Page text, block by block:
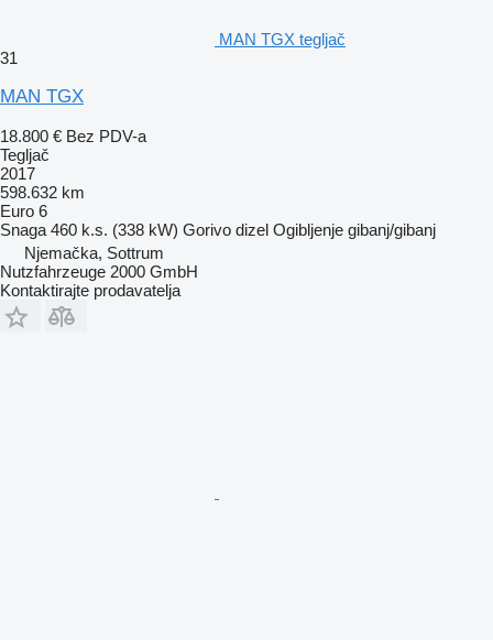
MAN TGX tegljač
31
MAN TGX
18.800 € Bez PDV-a
Tegljač
2017
598.632 km
Euro 6
Snaga 460 k.s. (338 kW) Gorivo dizel Ogibljenje gibanj/gibanj
Njemačka, Sottrum
Nutzfahrzeuge 2000 GmbH
Kontaktirajte prodavatelja